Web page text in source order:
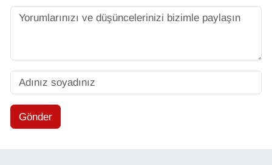
Gönder